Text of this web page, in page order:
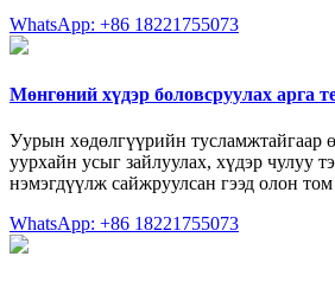
WhatsApp: +86 18221755073
Мөнгөний хүдэр боловсруулах арга
Уурын хөдөлгүүрийн тусламжтайгаар
уурхайн усыг зайлуулах, хүдэр чулуу
нэмэгдүүлж сайжруулсан гээд олон том
WhatsApp: +86 18221755073